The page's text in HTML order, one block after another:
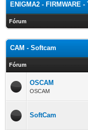
ENIGMA2 - FIRMWARE
Fórum
CAM - Softcam
Fórum
OSCAM
OSCAM
SoftCam